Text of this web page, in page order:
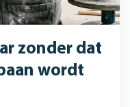
zonder dat
wordt